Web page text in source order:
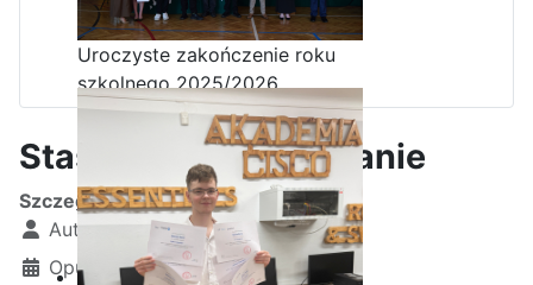
Uroczyste zakończenie roku
szkolnego 2025/2026
Staszic czyta na polanie
Szczegóły
Autor:
Kamil Krosta
Opublikowano: 22 czerwiec 2026